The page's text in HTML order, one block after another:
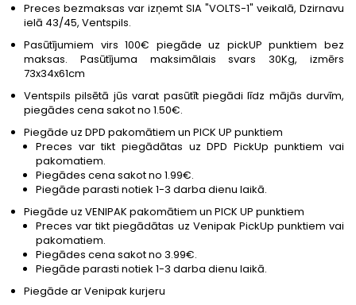
Preces bezmaksas var izņemt SIA "VOLTS-1" veikalā, Dzirnavu
ielā 43/45, Ventspils.
Pasūtījumiem virs 100€ piegāde uz pickUP punktiem bez
maksas. Pasūtījuma maksimālais svars 30Kg, izmērs
73x34x61cm
Ventspils pilsētā jūs varat pasūtīt piegādi līdz mājās durvīm,
piegādes cena sakot no 1.50€.
Piegāde uz DPD pakomātiem un PICK UP punktiem
Preces var tikt piegādātas uzDPD PickUp punktiem vai
pakomatiem.
Piegādes cena sakot no 1.99€.
Piegāde parasti notiek 1-3 darba dienu laikā.
Piegāde uz VENIPAK pakomātiem un PICK UP punktiem
Preces var tikt piegādātas uz Venipak PickUp punktiem vai
pakomatiem.
Piegādes cena sakot no 3.99€.
Piegāde parasti notiek 1-3 darba dienu laikā.
Piegāde arVenipak kurjeru